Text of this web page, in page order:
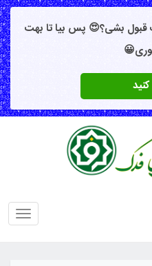
قبول بشی؟😍 پس بیا تا بهت